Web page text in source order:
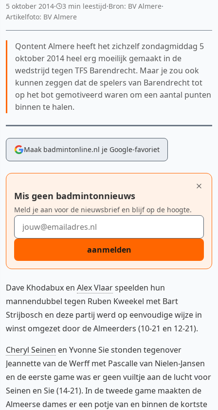
5 oktober 2014· 3 min leestijd·Bron: BV Almere·
Artikelfoto: BV Almere
Qontent Almere heeft het zichzelf zondagmiddag 5
oktober 2014 heel erg moeilijk gemaakt in de
wedstrijd tegen TFS Barendrecht. Maar je zou ook
kunnen zeggen dat de spelers van Barendrecht tot
op het bot gemotiveerd waren om een aantal punten
binnen te halen.
Maak badmintonline.nl je Google-favoriet
Mis geen badmintonnieuws
Meld je aan voor de nieuwsbrief en blijf op de hoogte.
E-mailadres
aanmelden
Dave Khodabux en Alex Vlaarspeelden hun
mannendubbel tegen Ruben Kweekel met Bart
Strijbosch en deze partij werd op eenvoudige wijze in
winst omgezet door de Almeerders (10-21 en 12-21).
Cheryl Seinen en Yvonne Sie stonden tegenover
Jeannette van de Werff met Pascalle van Nielen-Jansen
en de eerste game was er geen vuiltje aan de lucht voor
Seinen en Sie (14-21). In de tweede game maakten de
Almeerse dames er een potje van en binnen de kortste